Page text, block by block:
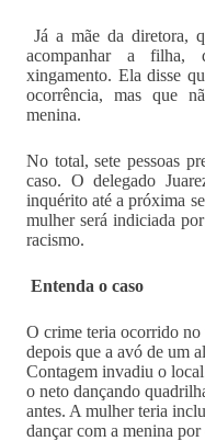
Já a mãe da diretora,
acompanhar a filha,
xingamento. Ela disse
ocorrência, mas que
menina.
No total, sete pessoas
caso. O delegado
inquérito até a próxima
mulher será indiciada
racismo.
Entenda o caso
O crime teria ocorrido
depois que a avó de um
Contagem invadiu o
o neto dançando
antes. A mulher teria
dançar com a menina por